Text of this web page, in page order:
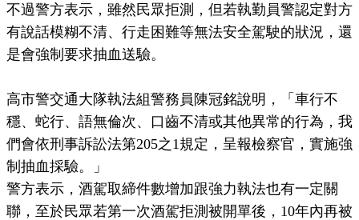
不過警方表示，雖然民眾拒測，但若執勤員警認定對方
有說話模糊不清、行走困難等無法安全駕駛的狀況，還
是會強制要求抽血送驗。
高市警交通大隊執法組警務員陳冠銘說明，「車行不
穩、蛇行、語無倫次、口齒不清或其他異常的行為，我
們會依刑事訴訟法第205之1規定，呈報檢察官，實施強
制抽血採驗。」
警方表示，酒駕取締件數增加跟強力執法也有一定關
聯，至於民眾若第一次酒駕拒測被開單後，10年內再被